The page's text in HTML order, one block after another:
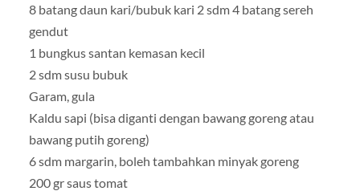
8 batang daun kari/bubuk kari 2 sdm 4 batang sereh
gendut
1 bungkus santan kemasan kecil
2 sdm susu bubuk
Garam, gula
Kaldu sapi (bisa diganti dengan bawang goreng atau
bawang putih goreng)
6 sdm margarin, boleh tambahkan minyak goreng
200 gr saus tomat